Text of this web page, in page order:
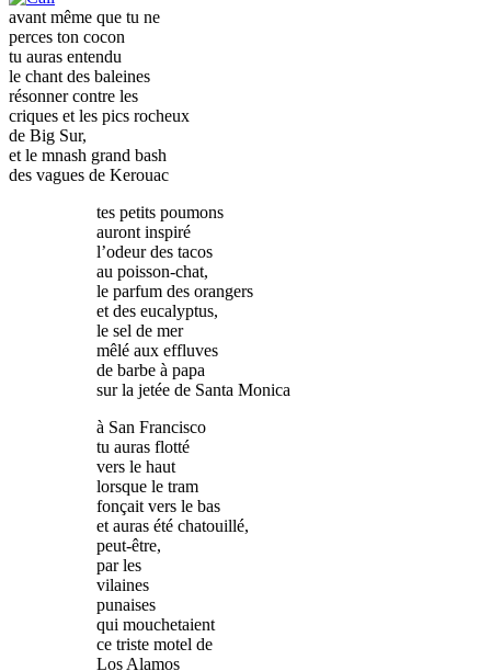
avant même que tu ne
perces ton cocon
tu auras entendu
le chant des baleines
résonner contre les
criques et les pics rocheux
de Big Sur,
et le mnash grand bash
des vagues de Kerouac
tes petits poumons
auront inspiré
l’odeur des tacos
au poisson-chat,
le parfum des orangers
et des eucalyptus,
le sel de mer
mêlé aux effluves
de barbe à papa
sur la jetée de Santa Monica
à San Francisco
tu auras flotté
vers le haut
lorsque le tram
fonçait vers le bas
et auras été chatouillé,
peut-être,
par les
vilaines
punaises
qui mouchetaient
ce triste motel de
Los Alamos